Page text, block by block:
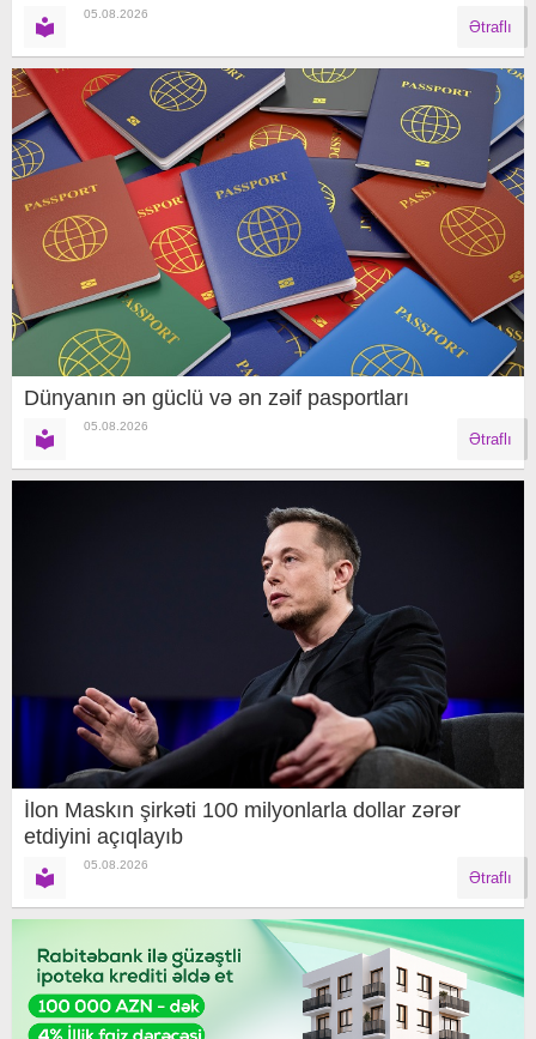
05.08.2026
Ətraflı
Dünyanın ən güclü və ən zəif pasportları
05.08.2026
Ətraflı
İlon Maskın şirkəti 100 milyonlarla dollar zərər
etdiyini açıqlayıb
05.08.2026
Ətraflı